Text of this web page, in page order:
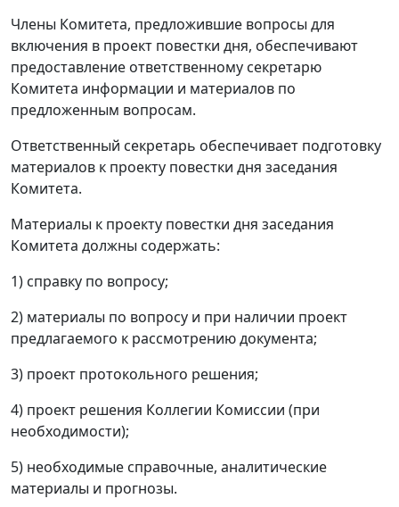
Члены Комитета, предложившие вопросы для
включения в проект повестки дня, обеспечивают
предоставление ответственному секретарю
Комитета информации и материалов по
предложенным вопросам.
Ответственный секретарь обеспечивает подготовку
материалов к проекту повестки дня заседания
Комитета.
Материалы к проекту повестки дня заседания
Комитета должны содержать:
1) справку по вопросу;
2) материалы по вопросу и при наличии проект
предлагаемого к рассмотрению документа;
3) проект протокольного решения;
4) проект решения Коллегии Комиссии (при
необходимости);
5) необходимые справочные, аналитические
материалы и прогнозы.